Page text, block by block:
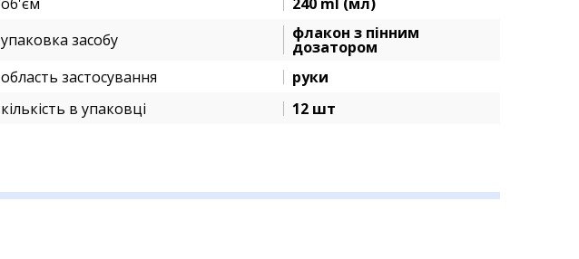
упаковка засобу
флакон з пінним
дозатором
область застосування
руки
кількість в упаковці
12 шт